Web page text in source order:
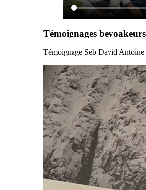
Témoignages bevoakeurs
Témoignage Seb David Antoine